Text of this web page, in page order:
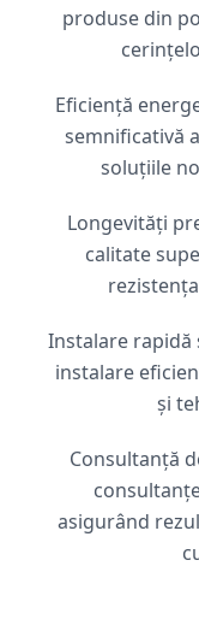
produse din
Eficiență
semnificativă
soluțiile
Longevități
calitate
Instalare rapidă
instalare
și
Consultanță
asigurând